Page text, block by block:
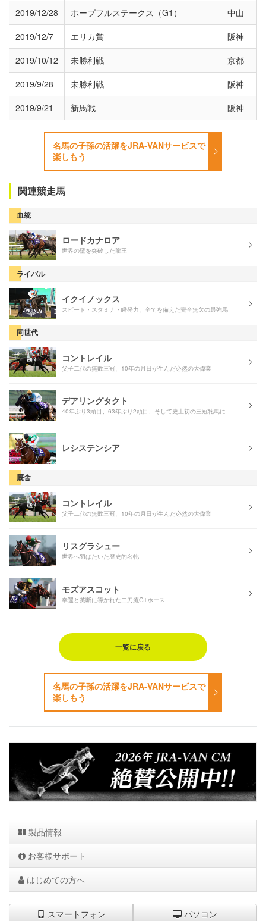
2019/12/28 ホープフルステークス（G1）
中山
2019/12/7
エリカ賞
阪神
2019/10/12
未勝利戦
京都
2019/9/28
未勝利戦
阪神
2019/9/21
新馬戦 阪神
名馬の子孫の活躍をJRA-VANサービスで
楽しもう
関連競走馬
血統
ロードカナロア
世界の壁を突破した龍王
ライバル
イクイノックス
スピード・スタミナ・瞬発力、全てを備えた完全無欠の最強馬
同世代
コントレイル
父子二代の無敗三冠、10年の月日が生んだ必然の大偉業
デアリングタクト
40年ぶり3頭目、63年ぶり2頭目、そして史上初の三冠牝馬に
レシステンシア
厩舎
コントレイル
父子二代の無敗三冠、10年の月日が生んだ必然の大偉業
リスグラシュー
世界へ羽ばたいた歴史的名牝
モズアスコット
幸運と英断に導かれた二刀流G1ホース
一覧に戻る
名馬の子孫の活躍をJRA-VANサービスで
楽しもう
製品情報
お客様サポート
はじめての方へ
スマートフォン パソコン